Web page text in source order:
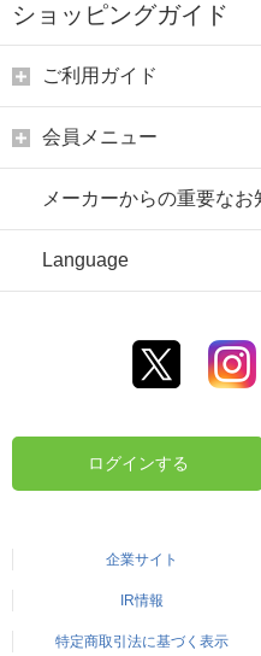
ショッピングガイド
ご利用ガイド
会員メニュー
メーカーからの重要なお
Language
ログインする
企業サイト
IR情報
特定商取引法に基づく表示